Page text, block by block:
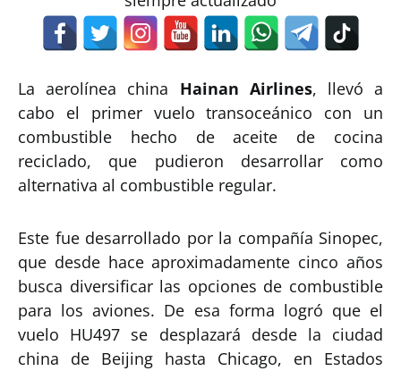
La aerolínea china Hainan Airlines, llevó a
cabo el primer vuelo transoceánico con un
combustible hecho de aceite de cocina
reciclado, que pudieron desarrollar como
alternativa al combustible regular.
Este fue desarrollado por la compañía Sinopec,
que desde hace aproximadamente cinco años
busca diversificar las opciones de combustible
para los aviones. De esa forma logró que el
vuelo HU497 se desplazará desde la ciudad
china de Beijing hasta Chicago, en Estados